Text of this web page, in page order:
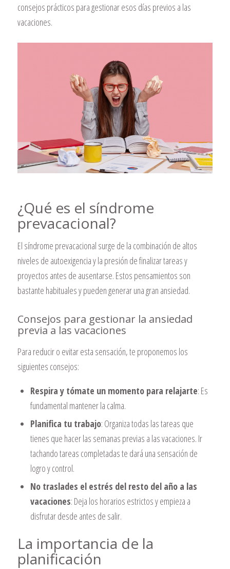
consejos prácticos para gestionar esos días previos a las
vacaciones.
¿Qué es el síndrome
prevacacional?
El síndrome prevacacional surge de la combinación de altos
niveles de autoexigencia y la presión de finalizar tareas y
proyectos antes de ausentarse. Estos pensamientos son
bastante habituales y pueden generar una gran ansiedad.
Consejos para gestionar la ansiedad
previa a las vacaciones
Para reducir o evitar esta sensación, te proponemos los
siguientes consejos:
Respira y tómate un momento para relajarte: Es
fundamental mantener la calma.
Planifica tu trabajo: Organiza todas las tareas que
tienes que hacer las semanas previas a las vacaciones. Ir
tachando tareas completadas te dará una sensación de
logro y control.
No traslades el estrés del resto del año a las
vacaciones: Deja los horarios estrictos y empieza a
disfrutar desde antes de salir.
La importancia de la
planificación